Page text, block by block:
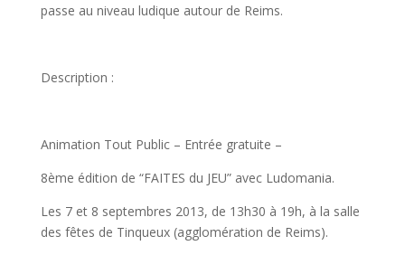
passe au niveau ludique autour de Reims.
Description :
Animation Tout Public – Entrée gratuite –
8ème édition de “FAITES du JEU” avec Ludomania.
Les 7 et 8 septembres 2013, de 13h30 à 19h, à la salle
des fêtes de Tinqueux (agglomération de Reims).